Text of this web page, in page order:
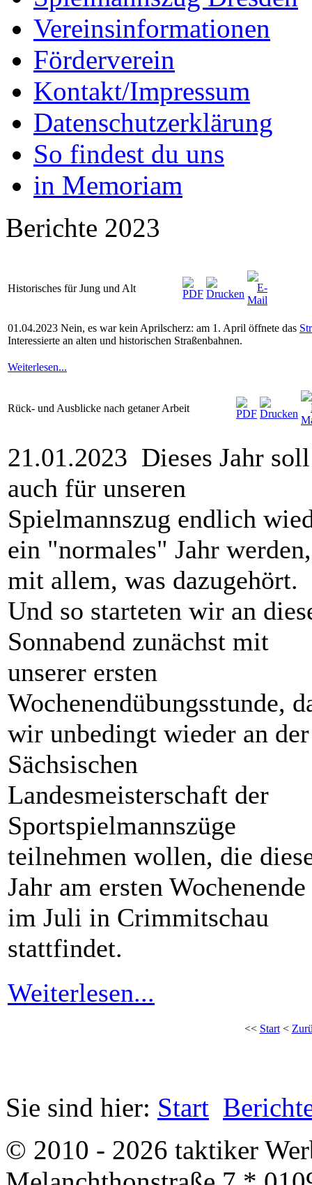
Vereinsinformationen
Förderverein
Kontakt/Impressum
Datenschutzerklärung
So findest du uns
in Memoriam
Berichte 2023
Historisches für Jung und Alt
01.04.2023 Nein, es war kein Aprilscherz: am 1. April öffnete das
Interessierte an alten und historischen Straßenbahnen.
Weiterlesen...
Rück- und Ausblicke nach getaner Arbeit
21.01.2023 Dieses Jahr soll
auch für unseren
Spielmannszug endlich
ein "normales" Jahr werden,
mit allem, was dazugehört.
Und so starteten wir an
Sonnabend zunächst mit
unserer ersten
Wochenendübungsstunde,
wir unbedingt wieder an der
Sächsischen
Landesmeisterschaft der
Sportspielmannszüge
teilnehmen wollen, die
Jahr am ersten Wochenende
im Juli in Crimmitschau
stattfindet.
Weiterlesen...
<< Start<
Sie sind hier: Start
© 2010 - 2026 taktiker